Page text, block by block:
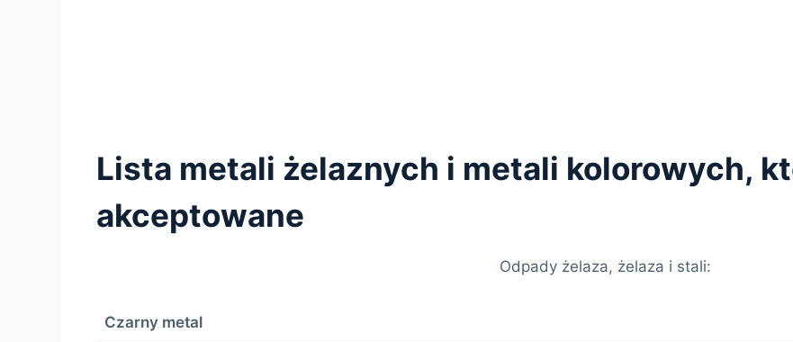
Lista metali żelaznych i metali kolorowych,
akceptowane
Odpady żelaza, żelaza i stali:
Czarny metal